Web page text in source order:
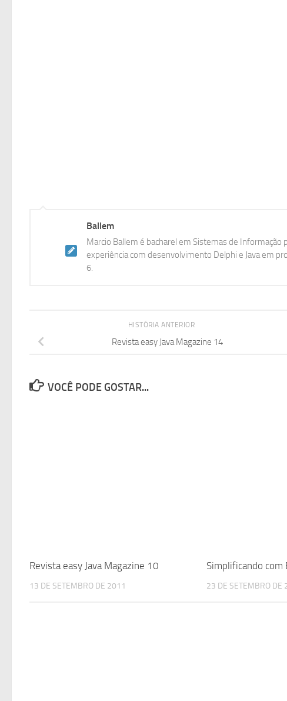
Ballem
Marcio Ballem é bacharel em Sistemas de
experiência com desenvolvimento Delphi e Java em
6.
HISTÓRIA ANTERIOR
Revista easy Java Magazine 14
VOCÊ PODE GOSTAR...
Revista easy Java Magazine 10
13 DE SETEMBRO DE 2011
Simplificando
23 DE SETEMBRO DE